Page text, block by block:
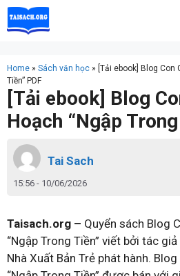
Skip
to
Home » Sách văn học » [Tải ebook] Blog Con
Tiền” PDF
[Tải ebook] Blog
Hoạch “Ngập
Tai Sach
15:56 - 10/06/2026
Taisach.org – Quyển sách Blog
“Ngập Trong Tiền” viết bởi tác
Nhà Xuất Bản Trẻ phát hành.